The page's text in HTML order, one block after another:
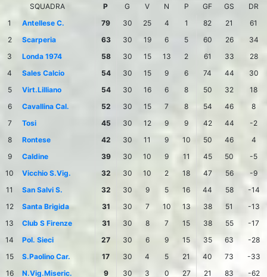
SQUADRA
P G V N P GF GS
DR
1
Antellese C. 79 30 25 4 1 82 21
61
2
Scarperia 63 30 19 6 5 60 26
34
3
Londa 1974 58 30 15 13 2 61 33
28
4
Sales Calcio 54 30 15 9 6 74 44
30
5
Virt.Lilliano 54 30 16 6 8 50 32
18
6
Cavallina Cal. 52 30 15 7 8 54 46
8
7
Tosi 45 30 12 9 9 42 44
-2
8
Rontese 42 30 11 9 10 50 46
4
9
Caldine 39 30 10 9 11 45 50
-5
10
Vicchio S.Vig. 32 30 10 2 18 47 56
-9
11
San Salvi S. 32 30 9 5 16 44 58
-14
12
Santa Brigida 31 30 7 10 13 38 51
-13
13
Club S Firenze 31 30 8 7 15 38 55
-17
14
Pol. Sieci 27 30 6 9 15 35 63
-28
15
S.Paolino Car. 17 30 4 5 21 40 73
-33
16
N.Vig.Miseric. 9 30 3 0 27 21 83 -62